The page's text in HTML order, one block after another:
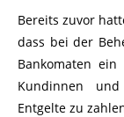
Bereits zuvor
dass bei der
Bankomaten
Kundinnen
Entgelte zu